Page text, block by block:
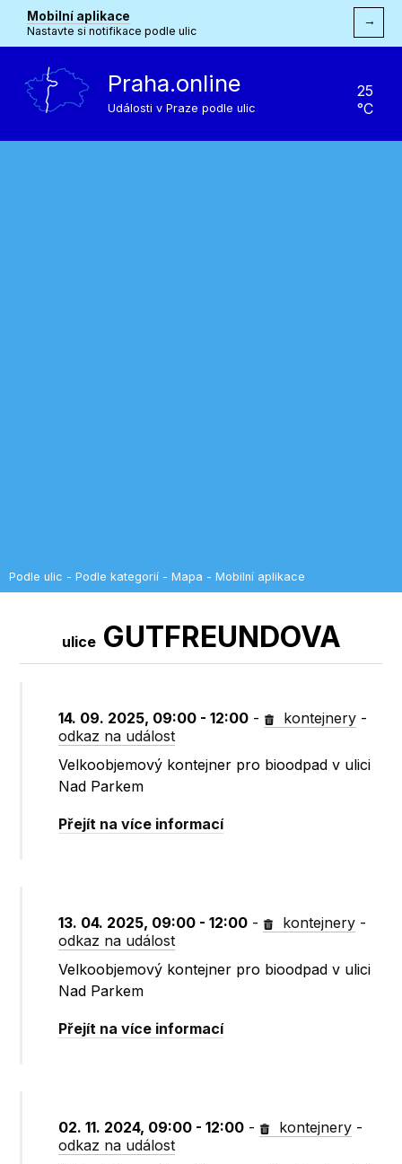
Mobilní aplikace
Nastavte si notifikace podle ulic
→
Praha.online
Události v Praze podle ulic
25
°C
Podle ulic - Podle kategorií - Mapa - Mobilní aplikace
uliceGUTFREUNDOVA
14. 09. 2025, 09:00 - 12:00 - kontejnery -
odkaz na událost
Velkoobjemový kontejner pro bioodpad v ulici
Nad Parkem
Přejít na více informací
13. 04. 2025, 09:00 - 12:00 - kontejnery -
odkaz na událost
Velkoobjemový kontejner pro bioodpad v ulici
Nad Parkem
Přejít na více informací
02. 11. 2024, 09:00 - 12:00 - kontejnery -
odkaz na událost